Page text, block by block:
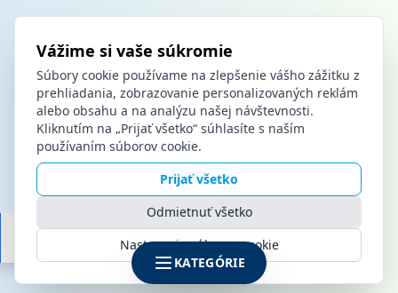
KATEGÓRIE
Vážime si vaše súkromie
Súbory cookie používame na zlepšenie vášho zážitku z
prehliadania, zobrazovanie personalizovaných reklám
alebo obsahu a na analýzu našej návštevnosti.
Kliknutím na „Prijať všetko“ súhlasíte s naším
používaním súborov cookie.
Prijať všetko
Odmietnuť všetko
Nastavenia súborov cookie